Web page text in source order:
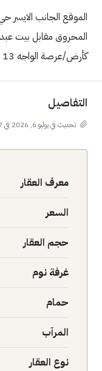
الموقع الجانب الايسر
المحروق مقابل بيت
كأرض/عرصة الواجه 13 عمق 30 مساحه 400 :
التفاصيل
تحديث في يوليو 6, 2026 في 6:37 م
معرف العقار
السعر
حجم العقار
غرفة نوم
حمام
المرآب
نوع العقار